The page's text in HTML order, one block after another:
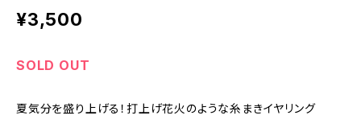
¥3,500
SOLD OUT
夏気分を盛り上げる！打上げ花火のような糸まきイヤリング